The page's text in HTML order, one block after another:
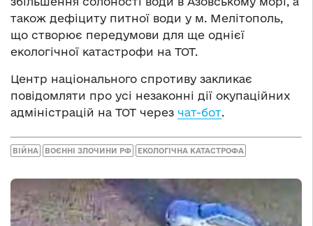
також дефіциту питної води у м. Мелітополь,
що створює передумови для ще однієї
екологічної катастрофи на ТОТ.
Центр національного спротиву закликає
повідомляти про усі незаконні дії окупаційних
адміністрацій на ТОТ через чат-бот.
ВІЙНА ВОЄННІ ЗЛОЧИНИ РФ ЕКОЛОГІЧНА КАТАСТРОФА